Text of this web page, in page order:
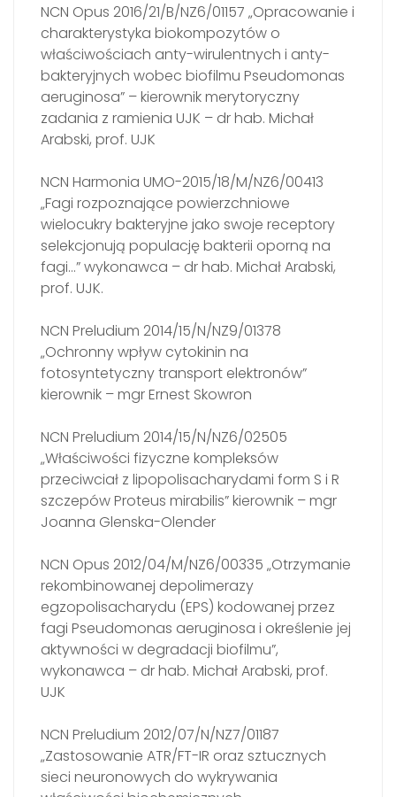
NCN Opus 2016/21/B/NZ6/01157 „Opracowanie i
charakterystyka biokompozytów o
właściwościach anty-wirulentnych i anty-
bakteryjnych wobec biofilmu Pseudomonas
aeruginosa” – kierownik merytoryczny
zadania z ramienia UJK – dr hab. Michał
Arabski, prof. UJK
NCN Harmonia UMO-2015/18/M/NZ6/00413
„Fagi rozpoznające powierzchniowe
wielocukry bakteryjne jako swoje receptory
selekcjonują populację bakterii oporną na
fagi…” wykonawca – dr hab. Michał Arabski,
prof. UJK.
NCN Preludium 2014/15/N/NZ9/01378
„Ochronny wpływ cytokinin na
fotosyntetyczny transport elektronów”
kierownik – mgr Ernest Skowron
NCN Preludium 2014/15/N/NZ6/02505
„Właściwości fizyczne kompleksów
przeciwciał z lipopolisacharydami form S i R
szczepów Proteus mirabilis” kierownik – mgr
Joanna Glenska-Olender
NCN Opus 2012/04/M/NZ6/00335 „Otrzymanie
rekombinowanej depolimerazy
egzopolisacharydu (EPS) kodowanej przez
fagi Pseudomonas aeruginosa i określenie jej
aktywności w degradacji biofilmu”,
wykonawca – dr hab. Michał Arabski, prof.
UJK
NCN Preludium 2012/07/N/NZ7/01187
„Zastosowanie ATR/FT-IR oraz sztucznych
sieci neuronowych do wykrywania